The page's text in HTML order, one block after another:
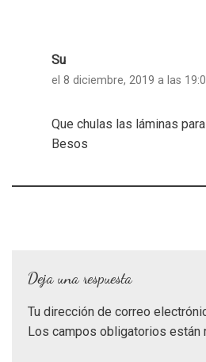
Su
el 8 diciembre, 2019 a las
Que chulas las láminas
Besos
Deja una respuesta
Tu dirección de correo
Los campos obligatorios están